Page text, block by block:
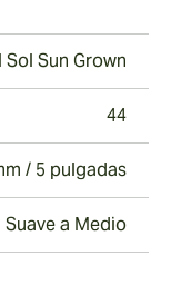
Sol Sun Grown
44
/ 5 pulgadas
Suave a Medio